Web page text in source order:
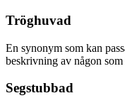
Tröghuvad
En synonym som kan
beskrivning av någon
Segstubbad